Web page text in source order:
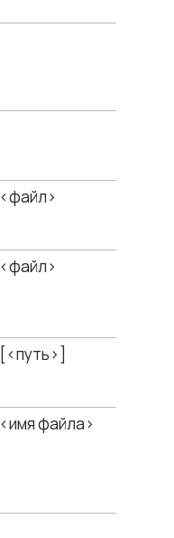
<​файл​>
<​файл​>
[<​путь​>]
<​имя файла​>